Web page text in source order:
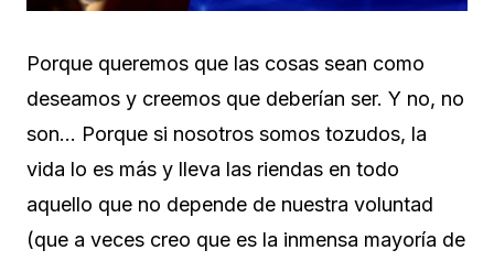
Porque queremos que las cosas sean como
deseamos y creemos que deberían ser. Y no, no
son… Porque si nosotros somos tozudos, la
vida lo es más y lleva las riendas en todo
aquello que no depende de nuestra voluntad
(que a veces creo que es la inmensa mayoría de